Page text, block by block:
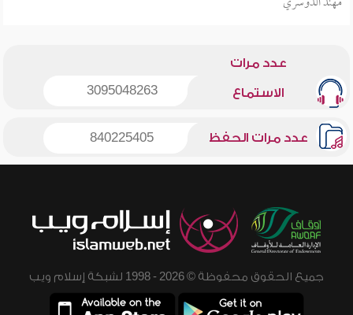
عدد مرات
الاستماع 3095048263
عدد مرات الحفظ 840225405
جميع الحقوق محفوظة © 2026 - 1998 لشبكة إسلام ويب